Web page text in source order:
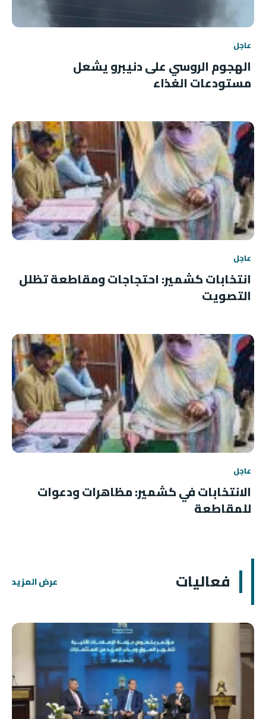
عاجل
الهجوم الروسي على دنيبرو يشعل
مستودعات الغذاء
عاجل
انتخابات كشمير: احتجاجات ومقاطعة تظلل
التصويت
عاجل
الانتخابات في كشمير: مظاهرات ودعوات
للمقاطعة
فعاليات عرض المزيد